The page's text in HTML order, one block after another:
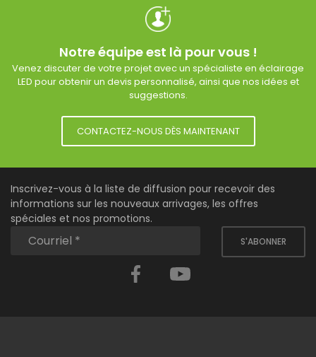
Notre équipe est là pour vous !
Venez discuter de votre projet avec un spécialiste en éclairage
LED pour obtenir un devis personnalisé, ainsi que nos idées et
suggestions.
CONTACTEZ-NOUS DÈS MAINTENANT
Inscrivez-vous à la liste de diffusion pour recevoir des
informations sur les nouveaux arrivages, les offres
spéciales et nos promotions.
S'ABONNER
Facebook